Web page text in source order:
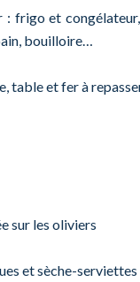
frigo et
bouilloire…
table et fer à
sur les oliviers
et sèche-serviettes